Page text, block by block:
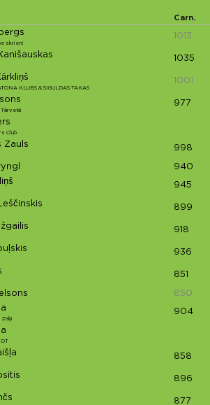
Carn.
skrien!
1013
1035
KLUBS & SIGULDAS TAKAS
1001
Tērvetē
977
Club
Zauls 998
940
945
899
918
936
851
850
Zaķi
904
858
896
877